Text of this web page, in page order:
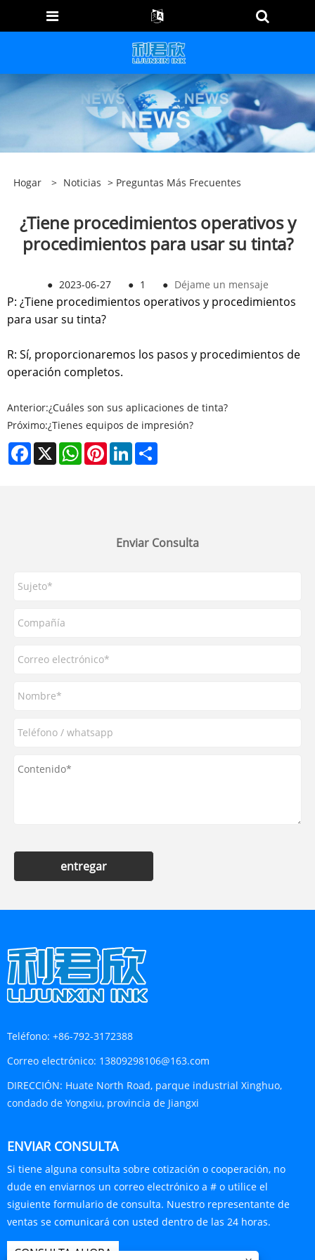
Hogar > Noticias > Preguntas Más Frecuentes
¿Tiene procedimientos operativos y
procedimientos para usar su tinta?
● 2023-06-27 ● 1 ● Déjame un mensaje
P: ¿Tiene procedimientos operativos y procedimientos
para usar su tinta?
R: Sí, proporcionaremos los pasos y procedimientos de
operación completos.
Anterior:¿Cuáles son sus aplicaciones de tinta?
Próximo:¿Tienes equipos de impresión?
Facebook
X WhatsAppPinterestLinkedIn
Enviar Consulta
entregar
Teléfono: +86-792-3172388
Correo electrónico: 13809298106@163.com
DIRECCIÓN: Huate North Road, parque industrial Xinghuo,
condado de Yongxiu, provincia de Jiangxi
ENVIAR CONSULTA
Si tiene alguna consulta sobre cotización o cooperación, no
dude en enviarnos un correo electrónico a # o utilice el
siguiente formulario de consulta. Nuestro representante de
ventas se comunicará con usted dentro de las 24 horas.
CONSULTA AHORA